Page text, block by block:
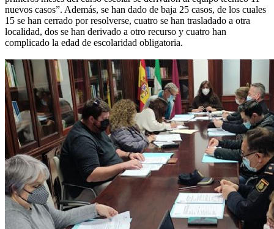
nuevos casos”. Además, se han dado de baja 25 casos, de los cuales
15 se han cerrado por resolverse, cuatro se han trasladado a otra
localidad, dos se han derivado a otro recurso y cuatro han
complicado la edad de escolaridad obligatoria.